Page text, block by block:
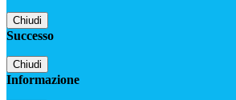
Chiudi
Successo
Chiudi
Informazione